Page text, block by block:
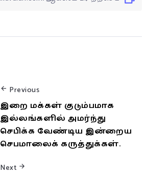
Previous
இறை மக்கள் குடும்பமாக
இல்லங்களில் அமர்ந்து
செபிக்க வேண்டிய இன்றைய
செபமாலைக் கருத்துக்கள்.
Next